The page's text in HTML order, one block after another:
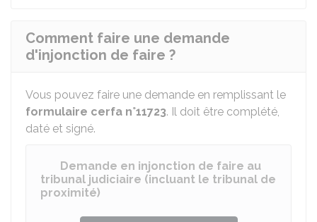
Comment faire une demande
d'injonction de faire ?
Vous pouvez faire une demande en remplissant le
formulaire cerfa n°11723. Il doit être complété,
daté et signé.
Demande en injonction de faire au
tribunal judiciaire (incluant le tribunal de
proximité)